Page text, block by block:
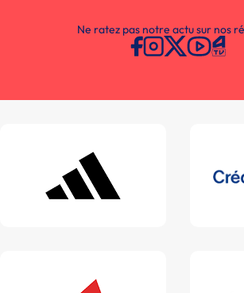
Ne ratez pas notre actu sur nos